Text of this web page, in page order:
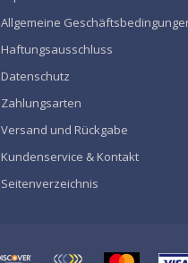
Allgemeine
Haftungsausschluss
Datenschutz
Zahlungsarten
Versand und Rückgabe
Kundenservice & Kontakt
Seitenverzeichnis